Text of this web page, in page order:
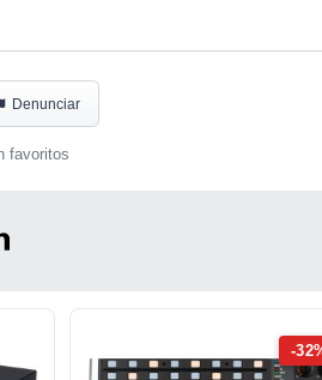
Denunciar
favoritos
-